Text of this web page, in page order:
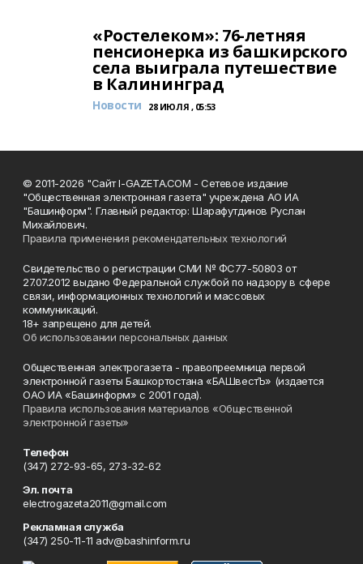
«Ростелеком»: 76-летняя
пенсионерка из башкирского
села выиграла путешествие
в Калининград
Новости 28 ИЮЛЯ , 05:53
© 2011-2026 "Сайт I-GAZETA.COM - Сетевое издание
"Общественная электронная газета" учреждена АО ИА
"Башинформ". Главный редактор: Шарафутдинов Руслан
Михайлович.
Правила применения рекомендательных технологий
Свидетельство о регистрации СМИ № ФС77-50803 от
27.07.2012 выдано Федеральной службой по надзору в сфере
связи, информационных технологий и массовых
коммуникаций.
18+ запрещено для детей.
Об использовании персональных данных
Общественная электрогазета - правопреемница первой
электронной газеты Башкортостана «БАШвестЪ» (издается
ОАО ИА «Башинформ» с 2001 года).
Правила использования материалов «Общественной
электронной газеты»
Телефон
(347) 272-93-65, 273-32-62
Эл. почта
electrogazeta2011@gmail.com
Рекламная служба
(347) 250-11-11 adv@bashinform.ru